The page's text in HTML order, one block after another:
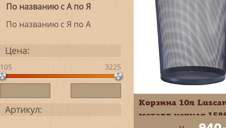
По названию с А по Я
По названию с Я по А
Цена:
105 3225
Артикул:
Корзина 10л
металл черная